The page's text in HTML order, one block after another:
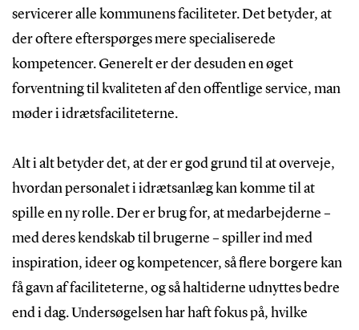
servicerer alle kommunens faciliteter. Det betyder, at
der oftere efterspørges mere specialiserede
kompetencer. Generelt er der desuden en øget
forventning til kvaliteten af den offentlige service, man
møder i idrætsfaciliteterne.
Alt i alt betyder det, at der er god grund til at overveje,
hvordan personalet i idrætsanlæg kan komme til at
spille en ny rolle. Der er brug for, at medarbejderne –
med deres kendskab til brugerne – spiller ind med
inspiration, ideer og kompetencer, så flere borgere kan
få gavn af faciliteterne, og så haltiderne udnyttes bedre
end i dag. Undersøgelsen har haft fokus på, hvilke